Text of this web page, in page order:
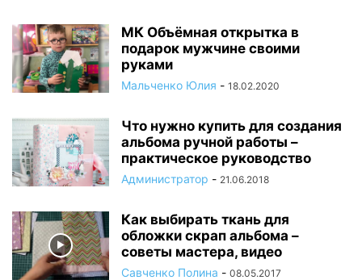
МК Объёмная открытка в
подарок мужчине своими
руками
Мальченко Юлия - 18.02.2020
Что нужно купить для создания
альбома ручной работы –
практическое руководство
Администратор - 21.06.2018
Как выбирать ткань для
обложки скрап альбома –
советы мастера, видео
Савченко Полина - 08.05.2017